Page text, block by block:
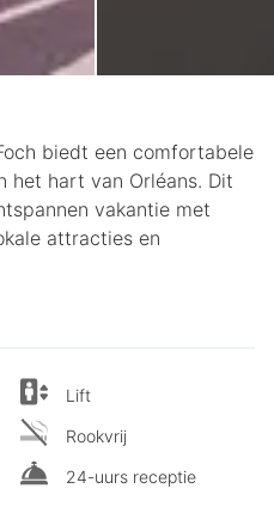
biedt een comfortabele
het hart van Orléans. Dit
vakantie met
attracties en
Lift
Rookvrij
24-uurs receptie